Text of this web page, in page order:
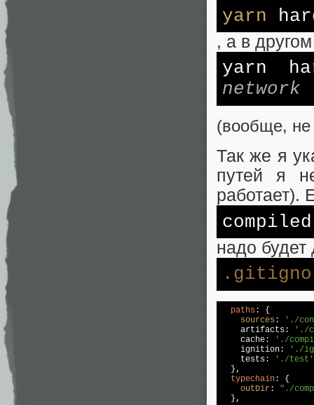
yarn
, а в
yarn
(вообще,
Так же я
путей я
работает).
compiled
надо будет
paths : {
sources :
'./
    artifacts:
'./
    cache:
'./
    ignition:
'./
    tests:
'./test'
  },
typechain: {
outDir: "./
  },